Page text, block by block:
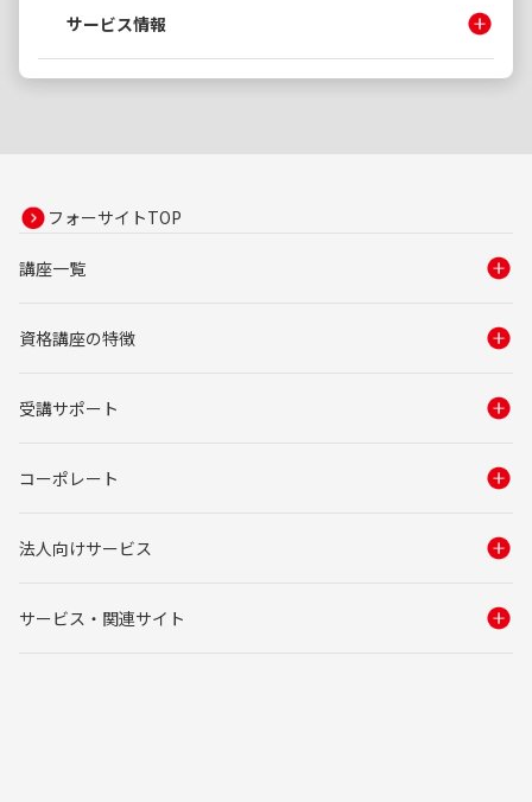
サービス情報
フォーサイトTOP
講座一覧
資格講座の特徴
受講サポート
コーポレート
法人向けサービス
サービス・関連サイト